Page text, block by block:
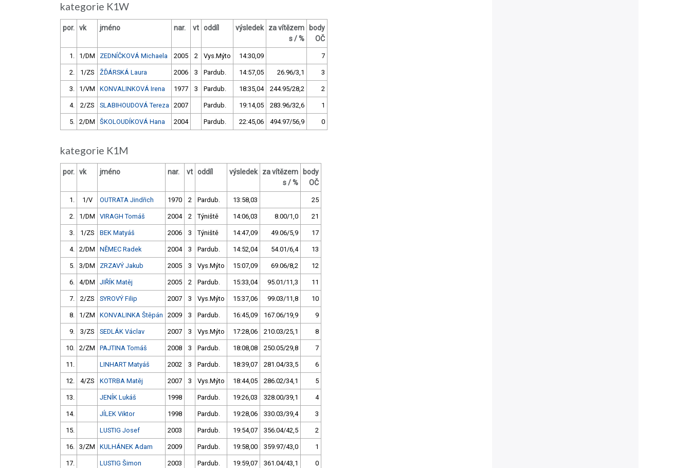
kategorie K1W
por. vk jméno nar. vt oddíl výsledek
za vítězem
s / %
body
OČ
1. 1/DM ZEDNÍČKOVÁ Michaela 2005 2 Vys.Mýto 14:30,09 7
2. 1/ZS ŽĎÁRSKÁ Laura 2006 3 Pardub. 14:57,05 26.96/3,1 3
3. 1/VM KONVALINKOVÁ Irena 1977 3 Pardub. 18:35,04 244.95/28,2 2
4. 2/ZS SLABIHOUDOVÁ Tereza 2007 Pardub. 19:14,05 283.96/32,6 1
5. 2/DM ŠKOLOUDÍKOVÁ Hana 2004 Pardub. 22:45,06 494.97/56,9 0
kategorie K1M
por. vk jméno nar. vt oddíl výsledek
za vítězem
s / %
body
OČ
1. 1/V OUTRATA Jindřich 1970 2 Pardub. 13:58,03 25
2. 1/DM VIRAGH Tomáš 2004 2 Týniště 14:06,03 8.00/1,0 21
3. 1/ZS BEK Matyáš 2006 3 Týniště 14:47,09 49.06/5,9 17
4. 2/DM NĚMEC Radek 2004 3 Pardub. 14:52,04 54.01/6,4 13
5. 3/DM ZRZAVÝ Jakub 2005 3 Vys.Mýto 15:07,09 69.06/8,2 12
6. 4/DM JIŘÍK Matěj 2005 2 Pardub. 15:33,04 95.01/11,3 11
7. 2/ZS SYROVÝ Filip 2007 3 Vys.Mýto 15:37,06 99.03/11,8 10
8. 1/ZM KONVALINKA Štěpán 2009 3 Pardub. 16:45,09 167.06/19,9 9
9. 3/ZS SEDLÁK Václav 2007 3 Vys.Mýto 17:28,06 210.03/25,1 8
10. 2/ZM PAJTINA Tomáš 2008 3 Pardub. 18:08,08 250.05/29,8 7
11. LINHART Matyáš 2002 3 Pardub. 18:39,07 281.04/33,5 6
12. 4/ZS KOTRBA Matěj 2007 3 Vys.Mýto 18:44,05 286.02/34,1 5
13. JENÍK Lukáš 1998 Pardub. 19:26,03 328.00/39,1 4
14. JÍLEK Viktor 1998 Pardub. 19:28,06 330.03/39,4 3
15. LUSTIG Josef 2003 Pardub. 19:54,07 356.04/42,5 2
16. 3/ZM KULHÁNEK Adam 2009 Pardub. 19:58,00 359.97/43,0 1
17. LUSTIG Šimon 2003 Pardub. 19:59,07 361.04/43,1 0